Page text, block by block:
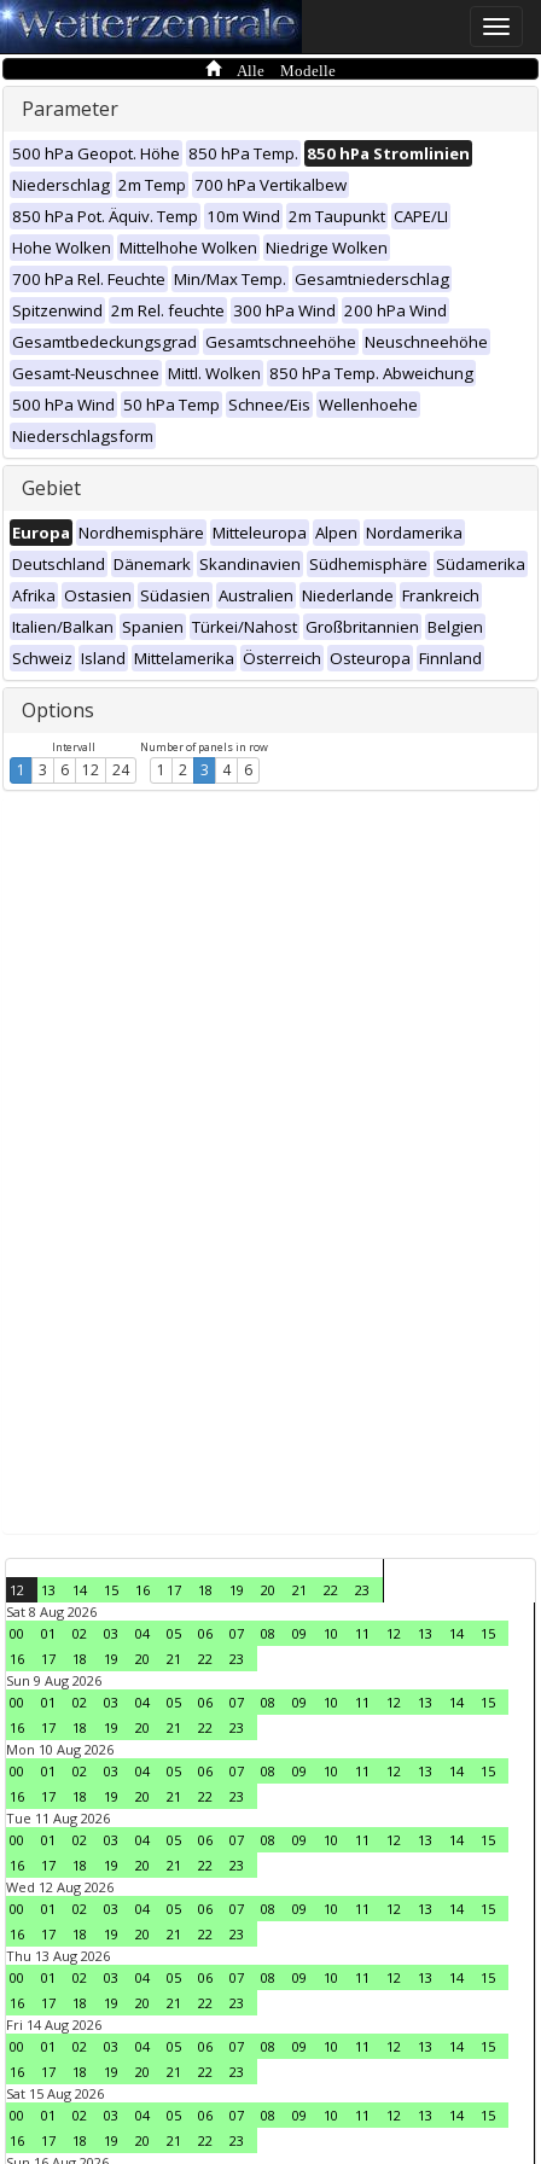
Toggle
Alle Modelle
Parameter
500 hPa Geopot. Höhe 850 hPa Temp. 850 hPa Stromlinien
Niederschlag 2m Temp 700 hPa Vertikalbew
850 hPa Pot. Äquiv. Temp 10m Wind 2m Taupunkt CAPE/LI
Hohe Wolken Mittelhohe Wolken Niedrige Wolken
700 hPa Rel. Feuchte Min/Max Temp. Gesamtniederschlag
Spitzenwind 2m Rel. feuchte 300 hPa Wind 200 hPa Wind
Gesamtbedeckungsgrad Gesamtschneehöhe Neuschneehöhe
Gesamt-Neuschnee Mittl. Wolken 850 hPa Temp. Abweichung
500 hPa Wind 50 hPa Temp Schnee/Eis Wellenhoehe
Niederschlagsform
Gebiet
Europa Nordhemisphäre Mitteleuropa Alpen Nordamerika
Deutschland Dänemark Skandinavien Südhemisphäre Südamerika
Afrika Ostasien Südasien Australien Niederlande Frankreich
Italien/Balkan Spanien Türkei/Nahost Großbritannien Belgien
Schweiz Island Mittelamerika Österreich Osteuropa Finnland
Options
Intervall
1 3 6 12 24
Number of panels in row
1 2 3 4 6
12 13 14 15 16 17 18 19 20 21 22
23
Sat 8 Aug 2026
00
01 02 03 04 05 06 07 08 09 10 11 12 13 14
15
16
17 18 19 20 21 22
23
Sun 9 Aug 2026
00
01 02 03 04 05 06 07 08 09 10 11 12 13 14
15
16
17 18 19 20 21 22
23
Mon 10 Aug 2026
00
01 02 03 04 05 06 07 08 09 10 11 12 13 14
15
16
17 18 19 20 21 22
23
Tue 11 Aug 2026
00
01 02 03 04 05 06 07 08 09 10 11 12 13 14
15
16
17 18 19 20 21 22
23
Wed 12 Aug 2026
00
01 02 03 04 05 06 07 08 09 10 11 12 13 14
15
16
17 18 19 20 21 22
23
Thu 13 Aug 2026
00
01 02 03 04 05 06 07 08 09 10 11 12 13 14
15
16
17 18 19 20 21 22
23
Fri 14 Aug 2026
00
01 02 03 04 05 06 07 08 09 10 11 12 13 14
15
16
17 18 19 20 21 22
23
Sat 15 Aug 2026
00
01 02 03 04 05 06 07 08 09 10 11 12 13 14
15
16
17 18 19 20 21 22
23